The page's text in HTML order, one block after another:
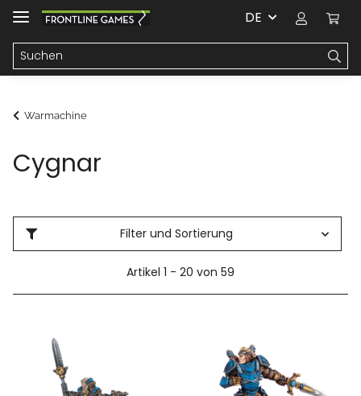
DE
Warmachine
Cygnar
Filter und Sortierung
Artikel 1 - 20 von 59